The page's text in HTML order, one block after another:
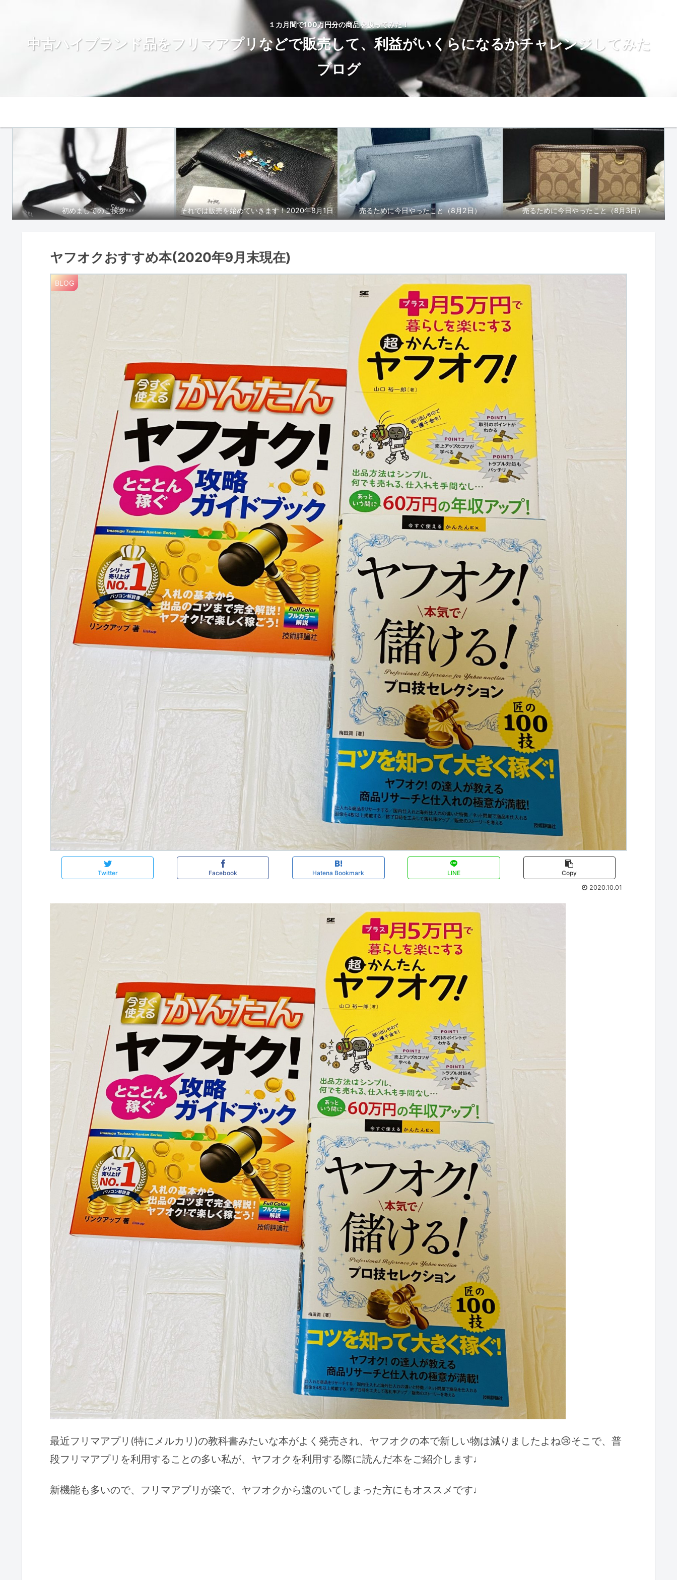
１カ月間で100万円分の商品を扱ってみた！
中古ハイブランド品をフリマアプリなどで販売して、利益がいくらになるかチャレンジしてみた
ブログ
初めましてのご挨拶 それでは販売を始めていきます！2020年8月1日 売るために今日やったこと（8月2日） 売るために今日やったこと（8月3日）
ヤフオクおすすめ本(2020年9月末現在)
BLOG
Twitter Facebook Hatena Bookmark LINE
Copy
2020.10.01
最近フリマアプリ(特にメルカリ)の教科書みたいな本がよく発売され、ヤフオクの本で新しい物は減りましたよね😢そこで、 普
段フリマアプリを利用することの多い私が、ヤフオクを利用する際に読んだ本をご紹介します♩
新機能も多いので、フリマアプリが楽で、ヤフオクから遠のいてしまった方にもオススメです♩